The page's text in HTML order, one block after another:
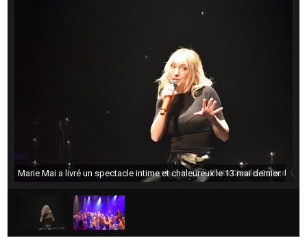
Marie Mai a livré un spectacle intime et chaleureux le 13 mai dernier.